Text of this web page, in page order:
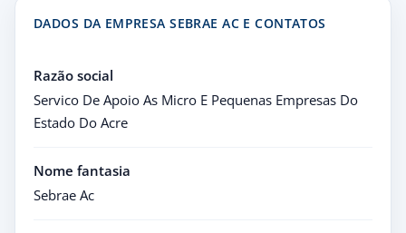
DADOS DA EMPRESA SEBRAE AC E CONTATOS
Razão social
Servico De Apoio As Micro E Pequenas Empresas Do
Estado Do Acre
Nome fantasia
Sebrae Ac